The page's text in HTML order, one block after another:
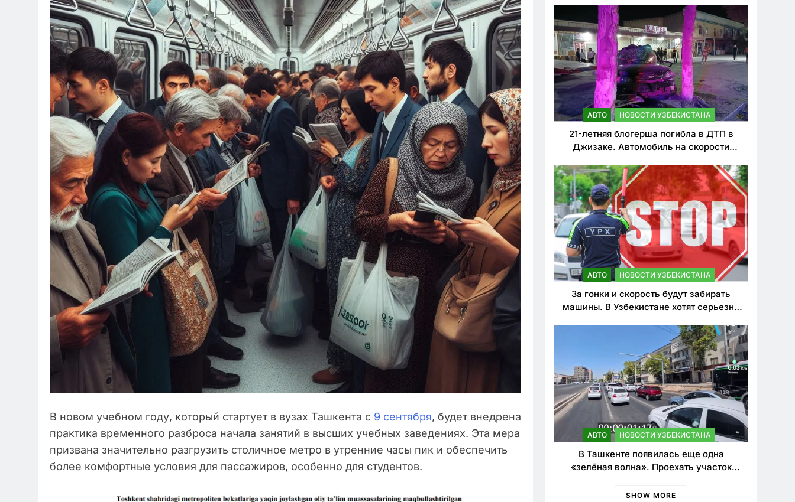
В новом учебном году, который стартует в вузах Ташкента с 9 сентября, будет внедрена
практика временного разброса начала занятий в высших учебных заведениях. Эта мера
призвана значительно разгрузить столичное метро в утренние часы пик и обеспечить
более комфортные условия для пассажиров, особенно для студентов.
нарушителей ПДД
АВТО НОВОСТИ УЗБЕКИСТАНА
21-летняя блогерша погибла в ДТП в
Джизаке. Автомобиль на скорости
АВТО НОВОСТИ УЗБЕКИСТАНА
За гонки и скорость будут забирать
машины. В Узбекистане хотят серьезно
АВТО НОВОСТИ УЗБЕКИСТАНА
В Ташкенте появилась еще одна
«зелёная волна». Проехать участок
SHOW MORE